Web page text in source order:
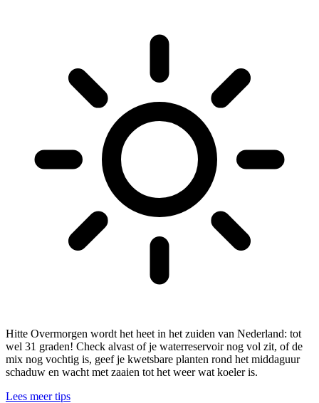
Hitte Overmorgen wordt het heet in het zuiden van Nederland: tot
wel 31 graden! Check alvast of je waterreservoir nog vol zit, of de
mix nog vochtig is, geef je kwetsbare planten rond het middaguur
schaduw en wacht met zaaien tot het weer wat koeler is.
Lees meer tips